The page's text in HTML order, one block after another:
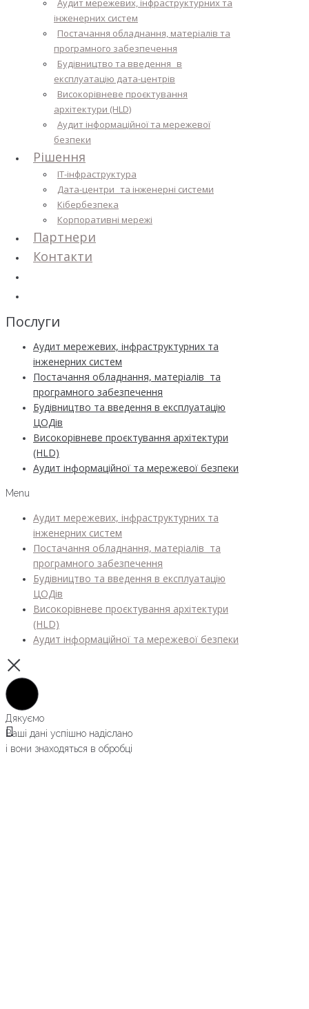
Аудит мережевих, інфраструктурних та
інженерних систем
Постачання обладнання, матеріалів та
програмного забезпечення
Будівництво та введення в
експлуатацію дата-центрів
Високорівневе проєктування
архітектури (HLD)
Аудит інформаційної та мережевої
безпеки
Рішення
IT-інфраструктура
Дата-центри та інженерні системи
Кібербезпека
Корпоративні мережі
Партнери
Контакти
Послуги
Аудит мережевих, інфраструктурних та
інженерних систем
Постачання обладнання, матеріалів та
програмного забезпечення
Будівництво та введення в експлуатацію
ЦОДів
Високорівневе проєктування архітектури
(HLD)
Аудит інформаційної та мережевої безпеки
Menu
Аудит мережевих, інфраструктурних та
інженерних систем
Постачання обладнання, матеріалів та
програмного забезпечення
Будівництво та введення в експлуатацію
ЦОДів
Високорівневе проєктування архітектури
(HLD)
Аудит інформаційної та мережевої безпеки
Дякуємо
Ваші дані успішно надіслано
і вони знаходяться в обробці